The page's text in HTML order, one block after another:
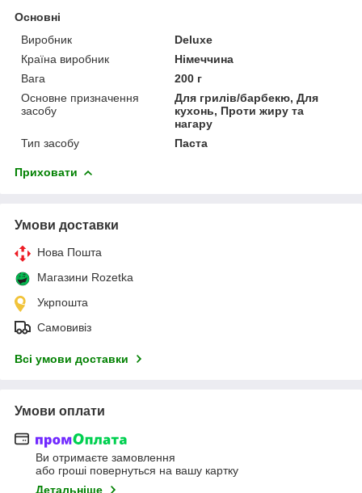
Основні
Виробник
Deluxe
Країна виробник
Німеччина
Вага
200 г
Основне призначення
засобу
Для грилів/барбекю, Для
кухонь, Проти жиру та
нагару
Тип засобу
Паста
Приховати
Умови доставки
Нова Пошта
Магазини Rozetka
Укрпошта
Самовивіз
Всі умови доставки
Умови оплати
Ви отримаєте замовлення
або гроші повернуться на вашу картку
Детальніше